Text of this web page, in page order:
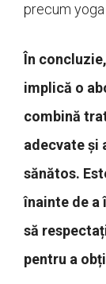
precum
În
implică o
combină
adecvate și
sănătos.
înainte de a
să
pentru a